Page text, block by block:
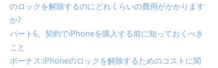
のロックを解除するのにどれくらいの費用がかかります
か?
パート6。契約でiPhoneを購入する前に知っておくべき
こと
ボーナス:iPhoneのロックを解除するためのコストに関